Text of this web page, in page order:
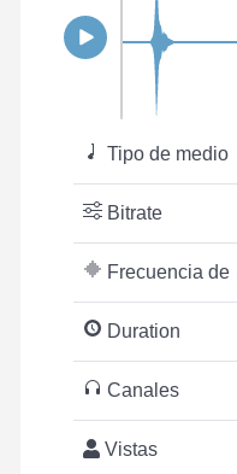
Tipo de medio
Bitrate
Frecuencia de muestreo
Duration
Canales
Vistas